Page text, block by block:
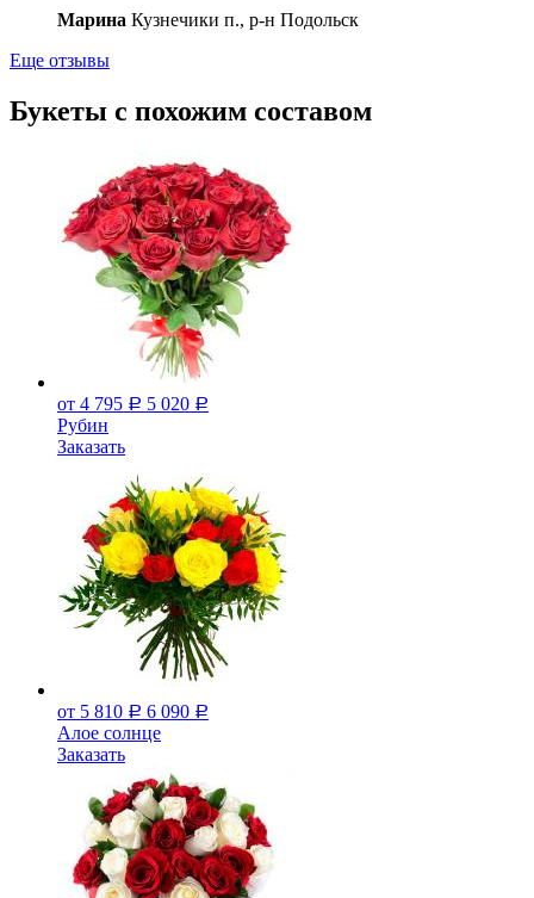
Марина Кузнечики п., р-н Подольск
Еще отзывы
Букеты с похожим составом
от 4 795 Р 5 020 Р
Рубин
Заказать
от 5 810 Р 6 090 Р
Алое солнце
Заказать